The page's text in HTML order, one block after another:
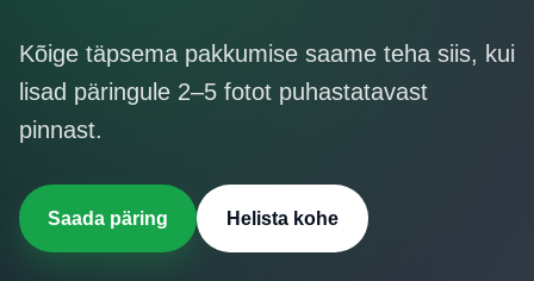
Galerii
Hinnakiri
Kontakt
Kõige täpsema pakkumise saame teha siis, kui
lisad päringule 2–5 fotot puhastatavast
pinnast.
Saada päring Helista kohe